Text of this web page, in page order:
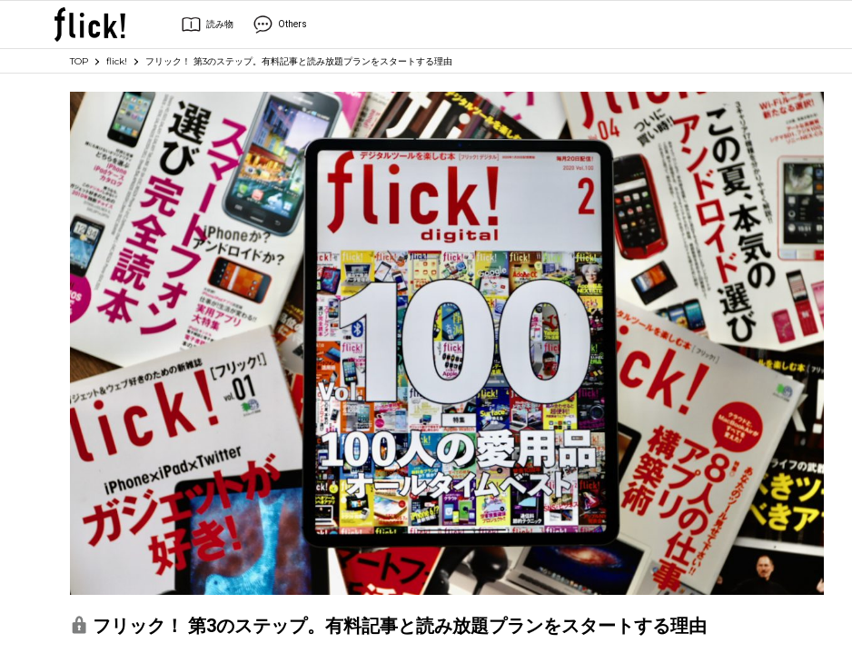
読み物 Others
TOP flick! フリック！ 第3のステップ。有料記事と読み放題プランをスタートする理由
フリック！ 第3のステップ。有料記事と読み放題プランをスタートする理由